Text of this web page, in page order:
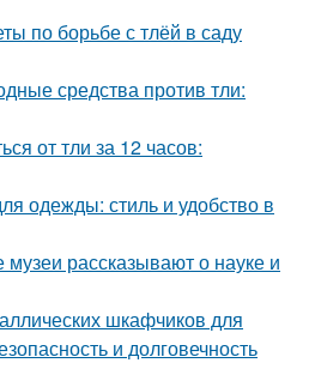
по борьбе с тлёй в саду
средства против тли:
от тли за 12 часов:
одежды: стиль и удобство в
музеи рассказывают о науке и
шкафчиков для
и долговечность